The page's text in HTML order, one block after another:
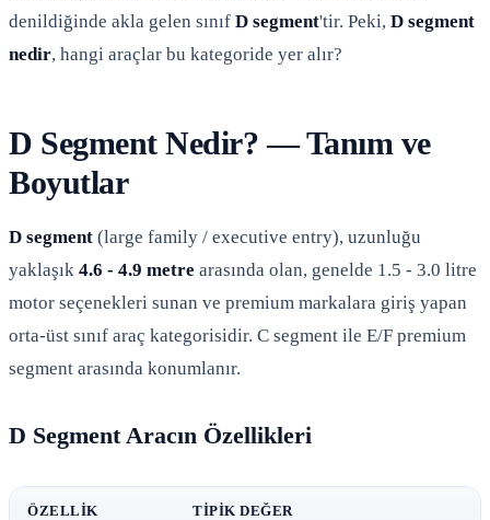
denildiğinde akla gelen sınıf D segment'tir. Peki, D segment
nedir, hangi araçlar bu kategoride yer alır?
D Segment Nedir? — Tanım ve
Boyutlar
D segment (large family / executive entry), uzunluğu
yaklaşık 4.6 - 4.9 metre arasında olan, genelde 1.5 - 3.0 litre
motor seçenekleri sunan ve premium markalara giriş yapan
orta-üst sınıf araç kategorisidir. C segment ile E/F premium
segment arasında konumlanır.
D Segment Aracın Özellikleri
ÖZELLIK TIPIK DEĞER